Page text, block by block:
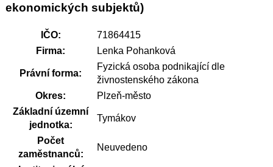
ekonomických subjektů)
IČO:
71864415
Firma:
Lenka Pohanková
Právní forma:
Fyzická osoba podnikající dle
živnostenského zákona
Okres:
Plzeň-město
Základní územní
jednotka:
Tymákov
Počet
zaměstnanců:
Neuvedeno